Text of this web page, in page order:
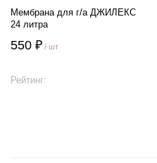
Мембрана для г/а ДЖИЛЕКС
24 литра
550 ₽ / шт
Рейтинг: